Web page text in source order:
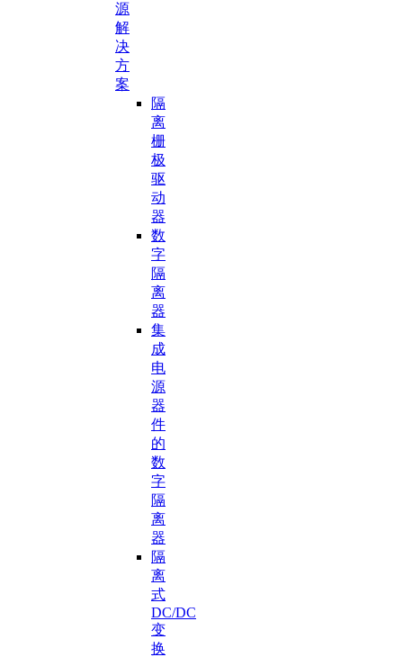
源
解
决
方
案
隔
离
栅
极
驱
动
器
数
字
隔
离
器
集
成
电
源
器
件
的
数
字
隔
离
器
隔
离
式
DC/DC
变
换